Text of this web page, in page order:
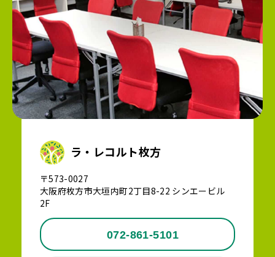
ラ・レコルト枚方
〒573-0027
大阪府枚方市大垣内町2丁目8-22 シンエービル
2F
072-861-5101